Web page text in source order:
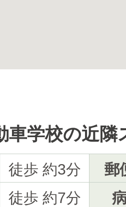
車学校の近隣
徒歩 約3分
郵
徒歩 約7分